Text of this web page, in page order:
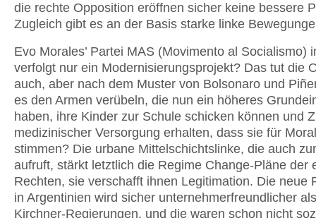
die rechte Opposition eröffnen sicher keine bessere
Zugleich gibt es an der Basis starke linke
Evo Morales’ Partei MAS (Movimento al Socialismo)
verfolgt nur ein Modernisierungsprojekt? Das tut die
auch, aber nach dem Muster von Bolsonaro und
es den Armen verübeln, die nun ein höheres
haben, ihre Kinder zur Schule schicken können und
medizinischer Versorgung erhalten, dass sie für
stimmen? Die urbane Mittelschichtslinke, die auch
aufruft, stärkt letztlich die Regime Change-Pläne der
Rechten, sie verschafft ihnen Legitimation. Die neue
in Argentinien wird sicher unternehmerfreundlicher
Kirchner-Regierungen, und die waren schon nicht